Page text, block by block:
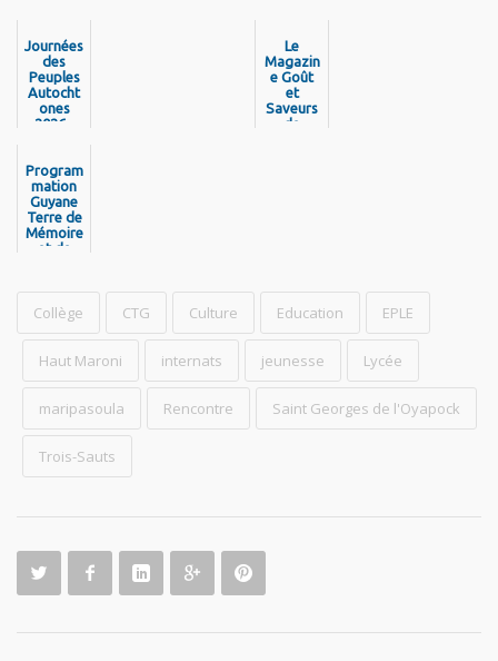
Journées
des
Peuples
Autocht
ones
2026 -
program
mation
Le
Magazin
e Goût
et
Saveurs
de
Program
mation
Guyane
Terre de
Mémoire
et de
Nou Pa
Jen Bliyé
Collège CTG Culture Education EPLE
Haut Maroni internats jeunesse Lycée
maripasoula Rencontre Saint Georges de l'Oyapock
Trois-Sauts